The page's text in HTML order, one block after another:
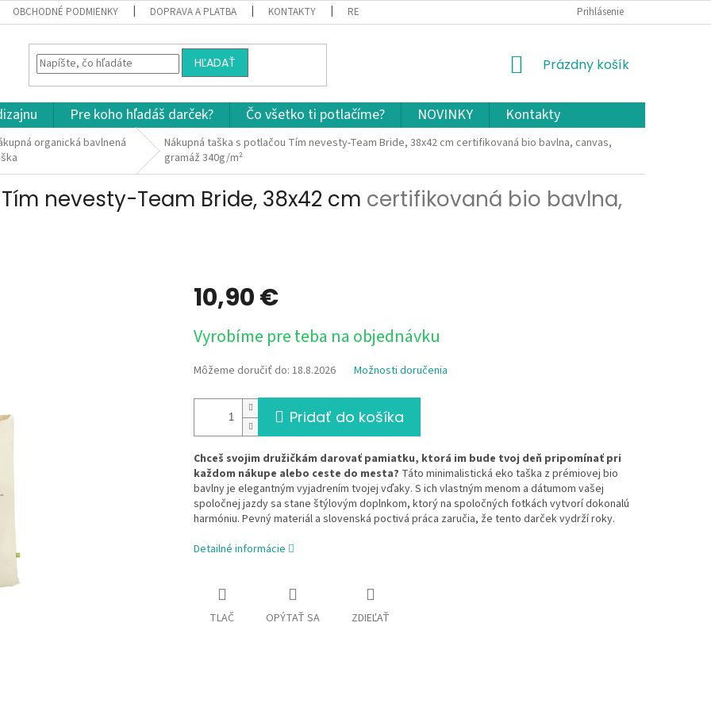
OBCHODNÉ PODMIENKY DOPRAVA A PLATBA KONTAKTY REKLAMÁCIA A VRÁTENIE TOVARU OCHRANA OSOBNÝCH ÚDAJOV A COOKIES
Prihlásenie
HĽADAŤ
NÁKUPNÝ
Prázdny košík
Pre koho hľadáš darček? Čo všetko ti potlačíme? NOVINKY Kontakty
organická bavlnená
Nákupná taška s potlačou Tím nevesty-Team Bride, 38x42 cm certifikovaná bio bavlna, canvas,
gramáž 340g/m²
nevesty-Team Bride, 38x42 cm certifikovaná bio bavlna,
10,90 €
cena:
Vyrobíme pre teba na objednávku
Môžeme doručiť do: 18.8.2026 Možnosti doručenia
Pridať do košíka
Chceš svojim družičkám darovať pamiatku, ktorá im bude tvoj deň pripomínať pri
každom nákupe alebo ceste do mesta? Táto minimalistická eko taška z prémiovej bio
bavlny je elegantným vyjadrením tvojej vďaky. S ich vlastným menom a dátumom vašej
spoločnej jazdy sa stane štýlovým doplnkom, ktorý na spoločných fotkách vytvorí dokonalú
harmóniu. Pevný materiál a slovenská poctivá práca zaručia, že tento darček vydrží roky.
Detailné informácie
TLAČ OPÝTAŤ SA ZDIEĽAŤ